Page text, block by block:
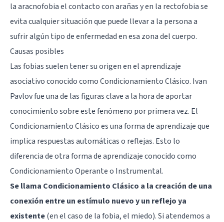
la aracnofobia el contacto con arañas y en la rectofobia se
evita cualquier situación que puede llevar a la persona a
sufrir algún tipo de enfermedad en esa zona del cuerpo.
Causas posibles
Las fobias suelen tener su origen en el aprendizaje
asociativo conocido comoCondicionamiento Clásico. Ivan
Pavlovfue una de las figuras clave a la hora de aportar
conocimiento sobre este fenómeno por primera vez. El
Condicionamiento Clásico es una forma de aprendizaje que
implica respuestas automáticas o reflejas. Esto lo
diferencia de otra forma de aprendizaje conocido como
Condicionamiento Operante o Instrumental.
Se llama Condicionamiento Clásico a la creación de una
conexión entre un estímulo nuevo y un reflejo ya
existente(en el caso de la fobia, el miedo). Si atendemos a